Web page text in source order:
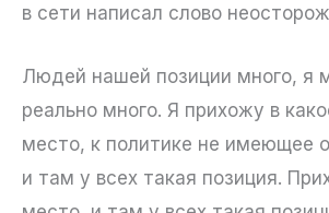
в сети написал слово
Людей нашей позиции много, я
реально много. Я прихожу в
место, к политике не имеющее
и там у всех такая позиция.